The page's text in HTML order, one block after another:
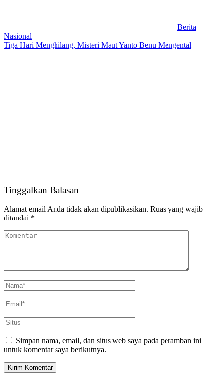
Berita
Nasional
Tiga Hari Menghilang, Misteri Maut Yanto Benu Mengental
Tinggalkan Balasan
Alamat email Anda tidak akan dipublikasikan. Ruas yang wajib
ditandai *
Simpan nama, email, dan situs web saya pada peramban ini
untuk komentar saya berikutnya.